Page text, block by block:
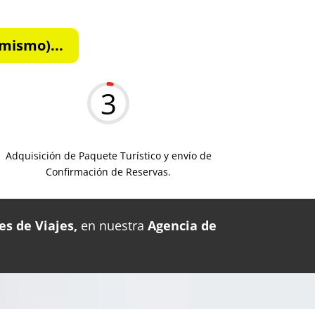
3
Adquisición de Paquete Turístico y envío de
Confirmación de Reservas.
de Viajes, en nuestra Agencia de